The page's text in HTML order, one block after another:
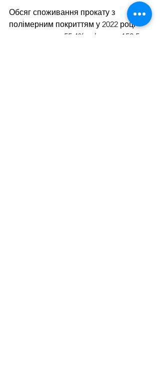
Обсяг споживання прокату з
полімерним покриттям у 2022 році
скоротився на 55,4% р./р. – до 152,5